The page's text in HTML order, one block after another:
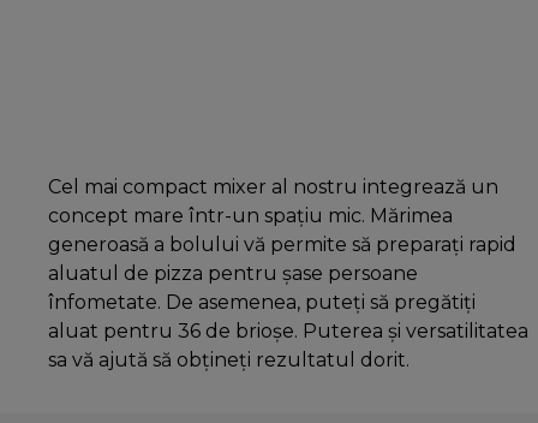
Cel mai compact mixer al nostru integrează un
concept mare într-un spațiu mic. Mărimea
generoasă a bolului vă permite să preparați rapid
aluatul de pizza pentru șase persoane
înfometate. De asemenea, puteți să pregătiți
aluat pentru 36 de brioșe. Puterea și versatilitatea
sa vă ajută să obțineți rezultatul dorit.